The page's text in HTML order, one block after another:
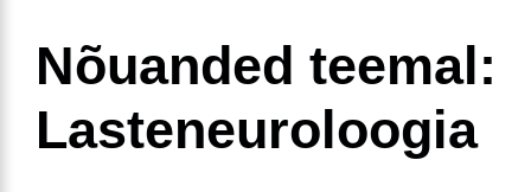
Nõuanded teemal:
Lasteneuroloogia